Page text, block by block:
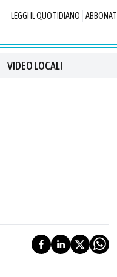
LEGGI IL QUOTIDIANO ABBONATI
VIDEO LOCALI